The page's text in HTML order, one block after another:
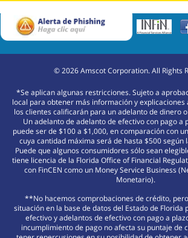
©2026Amscot Corporation. All Rights
*Se aplican algunas restricciones. Sujeto a
local para obtener más información y explicaciones
los clientes calificarán para un adelanto de dinero
Un adelanto de adelanto de efectivo con pago a
puede ser de $100 a $1,000, en comparación con
cuya cantidad máxima será de hasta $500 según
Puede que algunos consumidores sólo sean
tiene licencia de la Florida Office of Financial
con FinCEN como un Money Service Business
Monetario).
**No hacemos comprobaciones de crédito,
situación en la base de datos del Estado de Florida
efectivo y adelantos de efectivo con pago a
incumplimiento de pago no afecta su puntaje de